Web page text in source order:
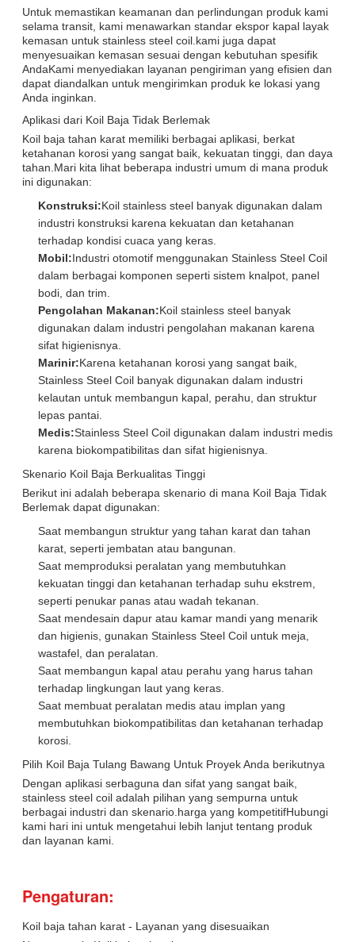
Untuk memastikan keamanan dan perlindungan produk kami
selama transit, kami menawarkan standar ekspor kapal layak
kemasan untuk stainless steel coil.kami juga dapat
menyesuaikan kemasan sesuai dengan kebutuhan spesifik
AndaKami menyediakan layanan pengiriman yang efisien dan
dapat diandalkan untuk mengirimkan produk ke lokasi yang
Anda inginkan.
Aplikasi dari Koil Baja Tidak Berlemak
Koil baja tahan karat memiliki berbagai aplikasi, berkat
ketahanan korosi yang sangat baik, kekuatan tinggi, dan daya
tahan.Mari kita lihat beberapa industri umum di mana produk
ini digunakan:
Konstruksi:Koil stainless steel banyak digunakan dalam
industri konstruksi karena kekuatan dan ketahanan
terhadap kondisi cuaca yang keras.
Mobil:Industri otomotif menggunakan Stainless Steel Coil
dalam berbagai komponen seperti sistem knalpot, panel
bodi, dan trim.
Pengolahan Makanan:Koil stainless steel banyak
digunakan dalam industri pengolahan makanan karena
sifat higienisnya.
Marinir:Karena ketahanan korosi yang sangat baik,
Stainless Steel Coil banyak digunakan dalam industri
kelautan untuk membangun kapal, perahu, dan struktur
lepas pantai.
Medis:Stainless Steel Coil digunakan dalam industri medis
karena biokompatibilitas dan sifat higienisnya.
Skenario Koil Baja Berkualitas Tinggi
Berikut ini adalah beberapa skenario di mana Koil Baja Tidak
Berlemak dapat digunakan:
Saat membangun struktur yang tahan karat dan tahan
karat, seperti jembatan atau bangunan.
Saat memproduksi peralatan yang membutuhkan
kekuatan tinggi dan ketahanan terhadap suhu ekstrem,
seperti penukar panas atau wadah tekanan.
Saat mendesain dapur atau kamar mandi yang menarik
dan higienis, gunakan Stainless Steel Coil untuk meja,
wastafel, dan peralatan.
Saat membangun kapal atau perahu yang harus tahan
terhadap lingkungan laut yang keras.
Saat membuat peralatan medis atau implan yang
membutuhkan biokompatibilitas dan ketahanan terhadap
korosi.
Pilih Koil Baja Tulang Bawang Untuk Proyek Anda berikutnya
Dengan aplikasi serbaguna dan sifat yang sangat baik,
stainless steel coil adalah pilihan yang sempurna untuk
berbagai industri dan skenario.harga yang kompetitifHubungi
kami hari ini untuk mengetahui lebih lanjut tentang produk
dan layanan kami.
Pengaturan:
Koil baja tahan karat - Layanan yang disesuaikan